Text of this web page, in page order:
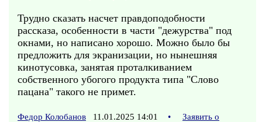
Трудно сказать насчет правдоподобности
рассказа, особенности в части "дежурства" под
окнами, но написано хорошо. Можно было бы
предложить для экранизации, но нынешняя
кинотусовка, занятая проталкиванием
собственного убогого продукта типа "Слово
пацана" такого не примет.
Федор Колобанов 11.01.2025 14:01 •
Заявить о